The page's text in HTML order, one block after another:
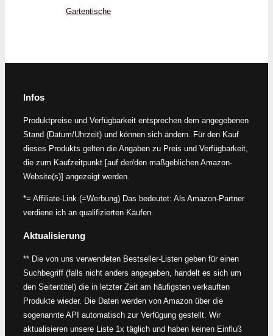
Gartentische
Infos
Produktpreise und Verfügbarkeit entsprechen dem angegebenen
Stand (Datum/Uhrzeit) und können sich ändern. Für den Kauf
dieses Produkts gelten die Angaben zu Preis und Verfügbarkeit,
die zum Kaufzeitpunkt [auf der/den maßgeblichen Amazon-
Website(s)] angezeigt werden.
*= Affiliate-Link (=Werbung) Das bedeutet: Als Amazon-Partner
verdiene ich an qualifizierten Käufen.
Aktualisierung
** Die von uns verwendeten Bestseller-Listen geben für einen
Suchbegriff (falls nicht anders angegeben, handelt es sich um
den Seitentitel) die in letzter Zeit am häufigsten verkauften
Produkte wieder. Die Daten werden von Amazon über die
sogenannte API automatisch zur Verfügung gestellt. Wir
aktualisieren unsere Liste 1x täglich und haben keinen Einfluß